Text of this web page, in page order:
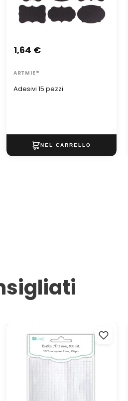
Adesivi 15 pezzi
1,64 €
ARTMIE®
3D Quadrato biadesivo 2 mm -
800 pezzi